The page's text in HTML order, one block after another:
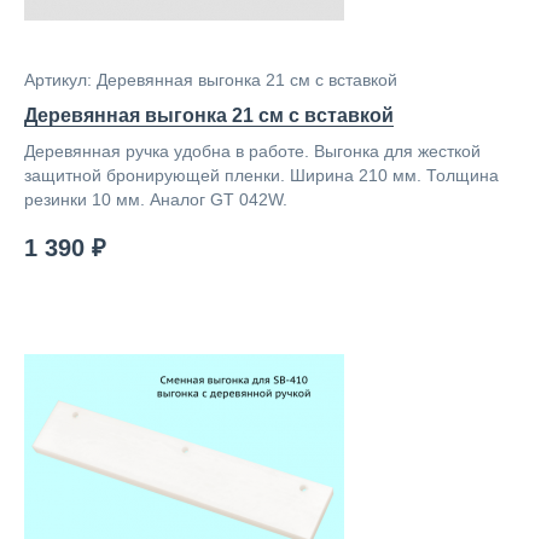
Артикул: Деревянная выгонка 21 см с вставкой
Деревянная выгонка 21 см с вставкой
Деревянная ручка удобна в работе. Выгонка для жесткой
защитной бронирующей пленки. Ширина 210 мм. Толщина
резинки 10 мм. Аналог GT 042W.
1 390 ₽